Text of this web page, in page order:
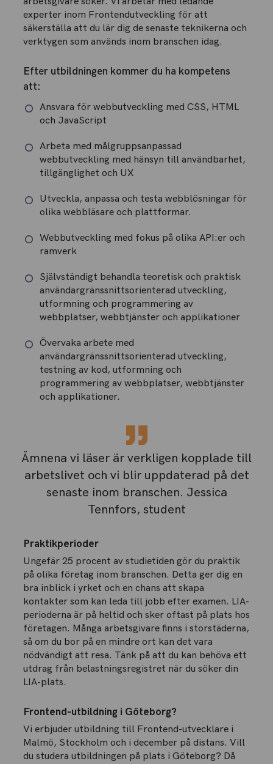
experter inom Frontendutveckling för att
säkerställa att du lär dig de senaste teknikerna och
verktygen som används inom branschen idag.
Efter utbildningen kommer du ha kompetens
att:
Ansvara för webbutveckling med CSS, HTML
och JavaScript
Arbeta med målgruppsanpassad
webbutveckling med hänsyn till användbarhet,
tillgänglighet och UX
Utveckla, anpassa och testa webblösningar för
olika webbläsare och plattformar.
Webbutveckling med fokus på olika API:er och
ramverk
Självständigt behandla teoretisk och praktisk
användargränssnittsorienterad utveckling,
utformning och programmering av
webbplatser, webbtjänster och applikationer
Övervaka arbete med
användargränssnittsorienterad utveckling,
testning av kod, utformning och
programmering av webbplatser, webbtjänster
och applikationer.
Ämnena vi läser är verkligen kopplade till
arbetslivet och vi blir uppdaterad på det
senaste inom branschen. Jessica
Tennfors, student
Praktikperioder
Ungefär 25 procent av studietiden gör du praktik
på olika företag inom branschen. Detta ger dig en
bra inblick i yrket och en chans att skapa
kontakter som kan leda till jobb efter examen. LIA-
perioderna är på heltid och sker oftast på plats hos
företagen. Många arbetsgivare finns i storstäderna,
så om du bor på en mindre ort kan det vara
nödvändigt att resa. Tänk på att du kan behöva ett
utdrag från belastningsregistret när du söker din
LIA-plats.
Frontend-utbildning i Göteborg?
Vi erbjuder utbildning till Frontend-utvecklare i
Malmö, Stockholm och i december på distans. Vill
du studera utbildningen på plats i Göteborg? Då